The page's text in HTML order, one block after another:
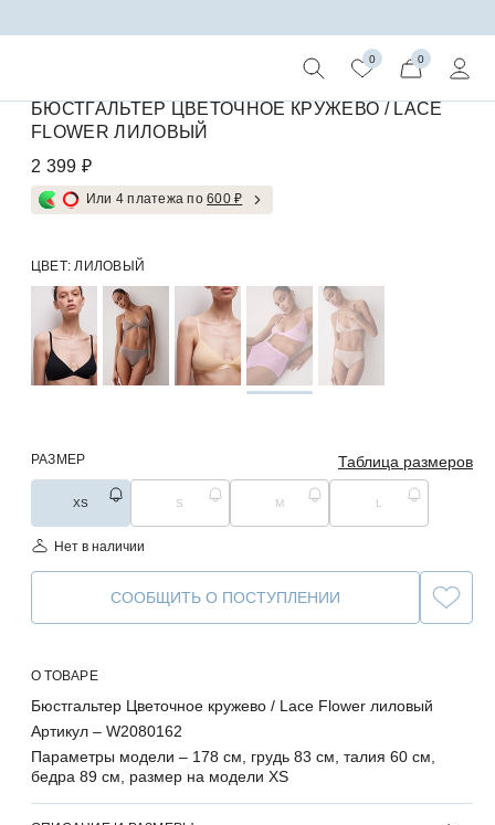
0 0
БЮСТГАЛЬТЕР ЦВЕТОЧНОЕ КРУЖЕВО / LACE
FLOWER ЛИЛОВЫЙ
2 399 ₽
Или 4 платежа по600 ₽
ЦВЕТ:ЛИЛОВЫЙ
РАЗМЕР Таблица размеров
XS S M L
Нет в наличии
СООБЩИТЬ О ПОСТУПЛЕНИИ
О ТОВАРЕ
Бюстгальтер Цветочное кружево / Lace Flower лиловый
Артикул – W2080162
Параметры модели – 178 см, грудь 83 см, талия 60 см,
бедра 89 см, размер на модели XS